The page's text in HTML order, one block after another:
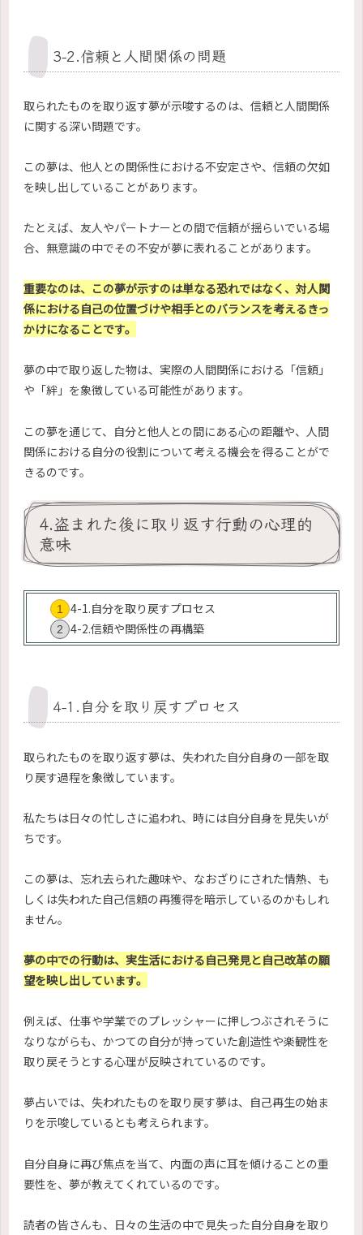
3-2.信頼と人間関係の問題
取られたものを取り返す夢が示唆するのは、信頼と人間関係
に関する深い問題です。
この夢は、他人との関係性における不安定さや、信頼の欠如
を映し出していることがあります。
たとえば、友人やパートナーとの間で信頼が揺らいでいる場
合、無意識の中でその不安が夢に表れることがあります。
重要なのは、この夢が示すのは単なる恐れではなく、対人関
係における自己の位置づけや相手とのバランスを考えるきっ
かけになることです。
夢の中で取り返した物は、実際の人間関係における「信頼」
や「絆」を象徴している可能性があります。
この夢を通じて、自分と他人との間にある心の距離や、人間
関係における自分の役割について考える機会を得ることがで
きるのです。
4.盗まれた後に取り返す行動の心理的
意味
4-1.自分を取り戻すプロセス
4-2.信頼や関係性の再構築
4-1.自分を取り戻すプロセス
取られたものを取り返す夢は、失われた自分自身の一部を取
り戻す過程を象徴しています。
私たちは日々の忙しさに追われ、時には自分自身を見失いが
ちです。
この夢は、忘れ去られた趣味や、なおざりにされた情熱、も
しくは失われた自己信頼の再獲得を暗示しているのかもしれ
ません。
夢の中での行動は、実生活における自己発見と自己改革の願
望を映し出しています。
例えば、仕事や学業でのプレッシャーに押しつぶされそうに
なりながらも、かつての自分が持っていた創造性や楽観性を
取り戻そうとする心理が反映されているのです。
夢占いでは、失われたものを取り戻す夢は、自己再生の始ま
りを示唆しているとも考えられます。
自分自身に再び焦点を当て、内面の声に耳を傾けることの重
要性を、夢が教えてくれているのです。
読者の皆さんも、日々の生活の中で見失った自分自身を取り